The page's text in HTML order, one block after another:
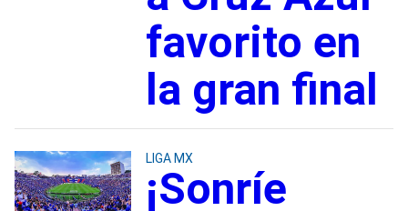
favorito en
la gran final
LIGA MX
¡Sonríe